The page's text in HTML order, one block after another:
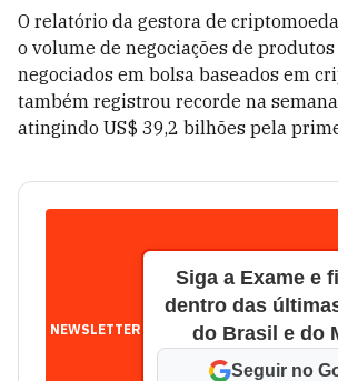
O relatório da gestora de
o volume de negociações de
negociados em bolsa baseados em
também registrou recorde na
atingindo US$ 39,2 bilhões pela
NEWSLETTER
Siga a Exame e
dentro das
do Brasil e do
Seguir no